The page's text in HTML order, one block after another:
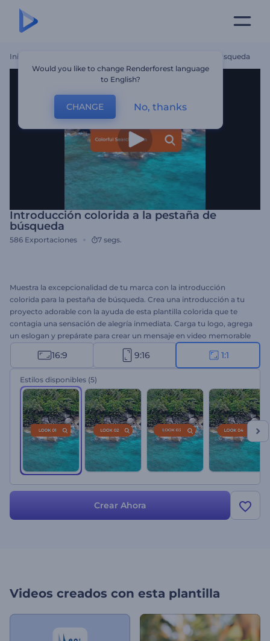
Inicio Introducción Colorida A La Pestaña De Búsqueda
Introducción colorida a la pestaña de
búsqueda
586 Exportaciones 7 segs.
Muestra la excepcionalidad de tu marca con la introducción
colorida para la pestaña de búsqueda. Crea una introducción a tu
proyecto adorable con la ayuda de esta plantilla colorida que te
contagia una sensación de alegría inmediata. Carga tu logo, agrega
un eslogan y prepárate para crear un mensaje en video memorable
con varios clics. Es perfecto para presentaciones de empresas,
aperturas de presentaciones, introducciones de canales de
YouTube y mucho más. Tómate tu tiempo para llamar la atención
del público con una introducción cautivadora de tus proyectos.
¡Pruéba esta plantilla hoy!
16:9 9:16 1:1
Estilos disponibles (5)
Crear Ahora
Videos creados con esta plantilla
Would you like to change Renderforest language
to English?
CHANGE No, thanks